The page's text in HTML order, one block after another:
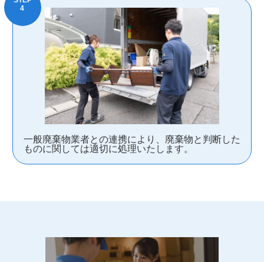
一般廃棄物業者との連携により、廃棄物と判断した
ものに関しては適切に処理いたします。